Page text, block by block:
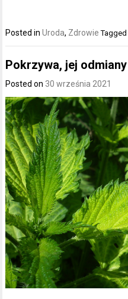
Posted inUroda, Zdrowie Tagged
Pokrzywa, jej
Posted on 30 września 2021